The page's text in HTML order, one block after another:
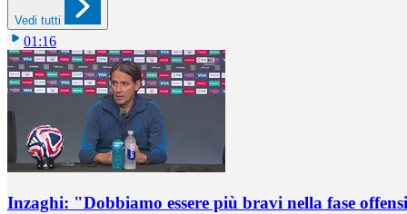
Vedi tutti
01:16
Inzaghi: "Dobbiamo essere più bravi nella fase